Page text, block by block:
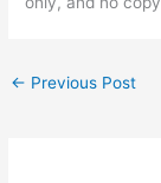
← Previous Post